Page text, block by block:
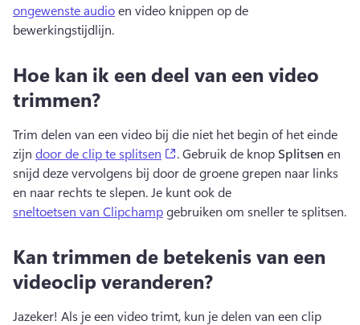
ongewenste audio en video knippen op de
bewerkingstijdlijn.
Hoe kan ik een deel van een video
trimmen?
Trim delen van een video bij die niet het begin of het einde
zijn door de clip te splitsen (opens in a new tab)
. Gebruik de knop Splitsen en
snijd deze vervolgens bij door de groene grepen naar links
en naar rechts te slepen. Je kunt ook de
sneltoetsen van Clipchamp
Kan trimmen de betekenis van een
videoclip veranderen?
Jazeker! Als je een video trimt, kun je delen van een clip